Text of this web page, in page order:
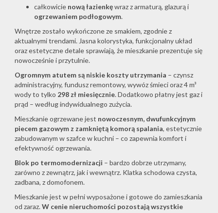
całkowicie nową łazienkęwraz z armaturą, glazurą i
ogrzewaniem podłogowym.
Wnętrze zostało wykończone ze smakiem, zgodnie z
aktualnymi trendami. Jasna kolorystyka, funkcjonalny układ
oraz estetyczne detale sprawiają, że mieszkanie prezentuje się
nowocześnie i przytulnie.
Ogromnym atutem są niskie koszty utrzymania – czynsz
administracyjny, fundusz remontowy, wywóz śmieci oraz 4 m³
wody to tylko 298 zł miesięcznie. Dodatkowo płatny jest gaz i
prąd – według indywidualnego zużycia.
Mieszkanie ogrzewane jest nowoczesnym, dwufunkcyjnym
piecem gazowym z zamkniętą komorą spalania, estetycznie
zabudowanym w szafce w kuchni – co zapewnia komfort i
efektywność ogrzewania.
Blok po termomodernizacji – bardzo dobrze utrzymany,
zarówno z zewnątrz, jak i wewnątrz. Klatka schodowa czysta,
zadbana, z domofonem.
Mieszkanie jest w pełni wyposażone i gotowe do zamieszkania
od zaraz.W cenie nieruchomości pozostają wszystkie